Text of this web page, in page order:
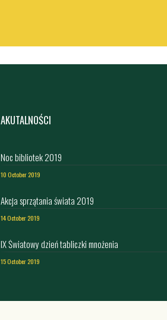
AKUTALNOŚCI
Noc bibliotek 2019
10 October 2019
Akcja sprzątania świata 2019
14 October 2019
IX Światowy dzień tabliczki mnożenia
15 October 2019